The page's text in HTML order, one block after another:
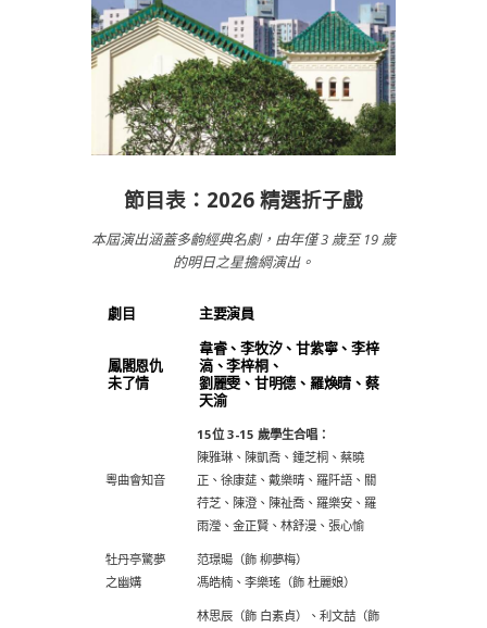
節目表：2026 精選折子戲
本屆演出涵蓋多齣經典名劇，由年僅 3 歲至 19 歲
的明日之星擔綱演出。
劇目 主要演員
鳳閣恩仇
未了情
韋睿、李牧汐、甘紫寧、李梓
滈、李梓桐、
劉麗雯、甘明德、羅煥睛、蔡
天渝
粵曲會知音
15位 3-15 歲學生合唱：
陳雅琳、陳凱喬、鍾芝桐、蔡曉
正、徐康莚、戴樂晴、羅阡語、關
荇芝、陳澄、陳祉喬、羅樂安、羅
雨瀅、金正賢、林舒漫、張心愉
牡丹亭驚夢
之幽媾
范璟暘 （飾 柳夢梅）
馮皓楠、李樂瑤 （飾 杜麗娘）
林思辰 （飾 白素貞）、利文喆 （飾